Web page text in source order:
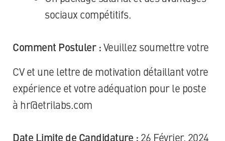
sociaux compétitifs.
Comment Postuler :Veuillez soumettre votre
CV et une lettre de motivation détaillant votre
expérience et votre adéquation pour le poste
à hr@etrilabs.com
Date Limite de Candidature : 26 Février, 2024